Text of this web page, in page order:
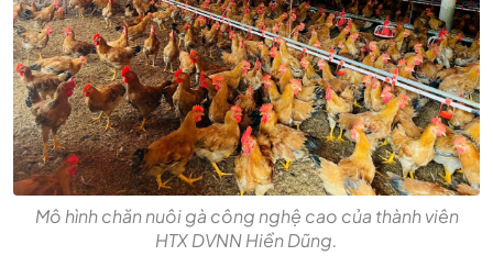
Mô hình chăn nuôi gà công nghệ cao của thành viên
HTX DVNN Hiền Dũng.